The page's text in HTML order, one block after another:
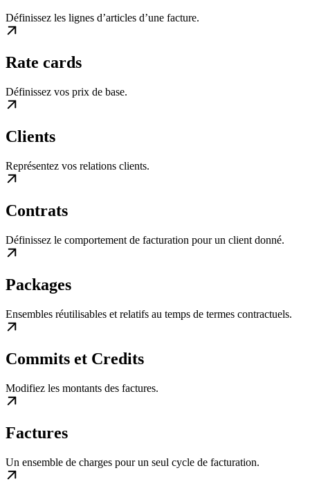
Définissez les lignes d’articles d’une facture.
Rate cards
Définissez vos prix de base.
Clients
Représentez vos relations clients.
Contrats
Définissez le comportement de facturation pour un client donné.
Packages
Ensembles réutilisables et relatifs au temps de termes contractuels.
Commits et Credits
Modifiez les montants des factures.
Factures
Un ensemble de charges pour un seul cycle de facturation.